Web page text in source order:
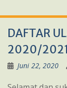
DAFTAR
2020/2021
Juni 22, 2020